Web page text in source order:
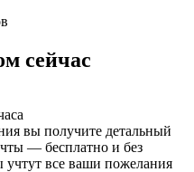
сейчас
вы получите детальный
— бесплатно и без
учтут все ваши пожелания